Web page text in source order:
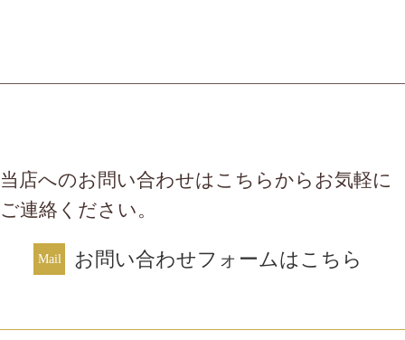
当店へのお問い合わせはこちらからお気軽に
ご連絡ください。
お問い合わせフォームはこちら